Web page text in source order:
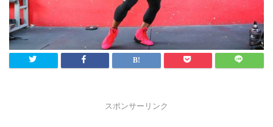
スポンサーリンク